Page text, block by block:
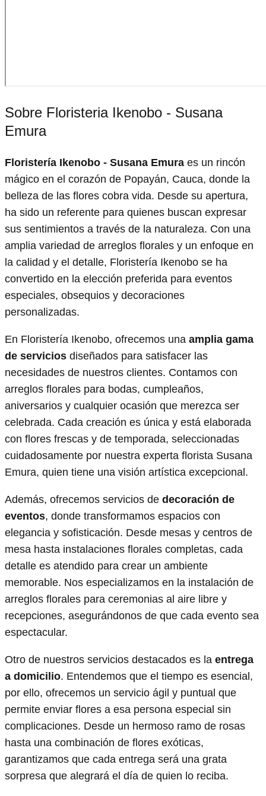
Sobre Floristeria Ikenobo - Susana
Emura
Floristería Ikenobo - Susana Emura es un rincón
mágico en el corazón de Popayán, Cauca, donde la
belleza de las flores cobra vida. Desde su apertura,
ha sido un referente para quienes buscan expresar
sus sentimientos a través de la naturaleza. Con una
amplia variedad de arreglos florales y un enfoque en
la calidad y el detalle, Floristería Ikenobo se ha
convertido en la elección preferida para eventos
especiales, obsequios y decoraciones
personalizadas.
En Floristería Ikenobo, ofrecemos una amplia gama
de servicios diseñados para satisfacer las
necesidades de nuestros clientes. Contamos con
arreglos florales para bodas, cumpleaños,
aniversarios y cualquier ocasión que merezca ser
celebrada. Cada creación es única y está elaborada
con flores frescas y de temporada, seleccionadas
cuidadosamente por nuestra experta florista Susana
Emura, quien tiene una visión artística excepcional.
Además, ofrecemos servicios de decoración de
eventos, donde transformamos espacios con
elegancia y sofisticación. Desde mesas y centros de
mesa hasta instalaciones florales completas, cada
detalle es atendido para crear un ambiente
memorable. Nos especializamos en la instalación de
arreglos florales para ceremonias al aire libre y
recepciones, asegurándonos de que cada evento sea
espectacular.
Otro de nuestros servicios destacados es la entrega
a domicilio. Entendemos que el tiempo es esencial,
por ello, ofrecemos un servicio ágil y puntual que
permite enviar flores a esa persona especial sin
complicaciones. Desde un hermoso ramo de rosas
hasta una combinación de flores exóticas,
garantizamos que cada entrega será una grata
sorpresa que alegrará el día de quien lo reciba.